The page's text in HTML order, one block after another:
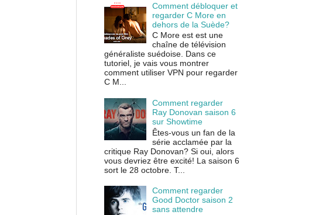
Comment débloquer et
regarder C More en
dehors de la Suède?
C More est est une
chaîne de télévision
généraliste suédoise. Dans ce
tutoriel, je vais vous montrer
comment utiliser VPN pour regarder
C M...
Comment regarder
Ray Donovan saison 6
sur Showtime
Êtes-vous un fan de la
série acclamée par la
critique Ray Donovan? Si oui, alors
vous devriez être excité! La saison 6
sort le 28 octobre. T...
Comment regarder
Good Doctor saison 2
sans attendre